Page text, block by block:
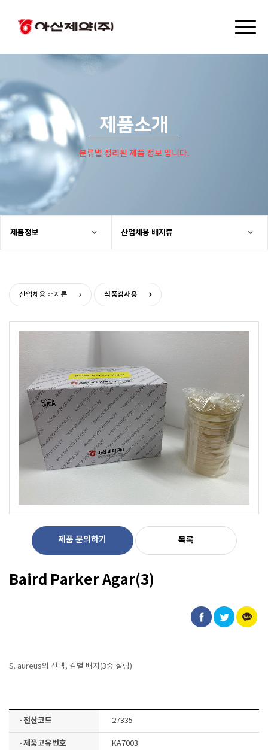
제품소개
분류별 정리된 제품 정보 입니다.
제품정보 산업체용 배지류
산업체용 배지류 식품검사용
제품 문의하기 목록
Baird Parker Agar(3)
S. aureus의 선택, 감별 배지(3중 실링)
· 전산코드 27335
· 제품고유번호 KA7003